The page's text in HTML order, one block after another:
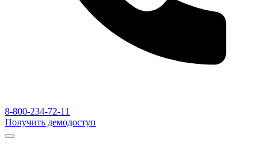
8-800-234-72-11
Получить демодоступ